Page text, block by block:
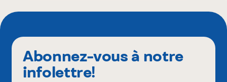
Abonnez-vous à notre
infolettre!